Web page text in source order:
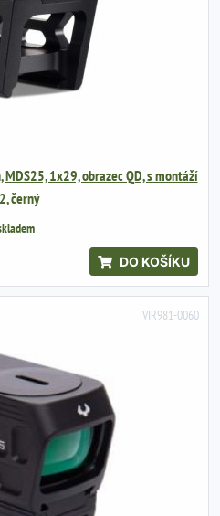
1x29, obrazec QD, s montáží
černý
DO KOŠÍKU
VIR981-0060